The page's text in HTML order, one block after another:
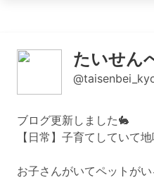
たいせん
ブログ更新しました🐇
【日常】子育てしていて
お子さんがいてペットが